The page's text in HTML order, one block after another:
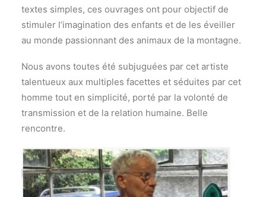
textes simples, ces ouvrages ont pour objectif de
stimuler l’imagination des enfants et de les éveiller
au monde passionnant des animaux de la montagne.
Nous avons toutes été subjuguées par cet artiste
talentueux aux multiples facettes et séduites par cet
homme tout en simplicité, porté par la volonté de
transmission et de la relation humaine. Belle
rencontre.